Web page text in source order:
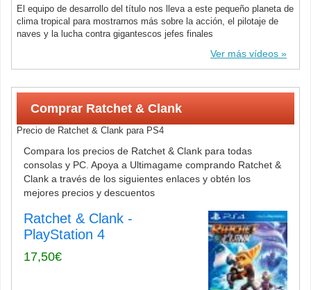
El equipo de desarrollo del título nos lleva a este pequeño planeta de
clima tropical para mostrarnos más sobre la acción, el pilotaje de
naves y la lucha contra gigantescos jefes finales
Ver más vídeos
Comprar Ratchet & Clank
Precio de Ratchet & Clank para PS4
Compara los precios de Ratchet & Clank para todas
consolas y PC. Apoya a Ultimagame comprando Ratchet &
Clank a través de los siguientes enlaces y obtén los
mejores precios y descuentos
Ratchet & Clank -
PlayStation 4
17,50€